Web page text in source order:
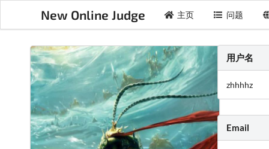
New Online Judge 主页 问题
用户名
zhhhhz
Email